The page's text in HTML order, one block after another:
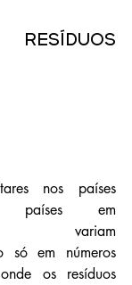
nos países
países em
variam
só em números
os resíduos